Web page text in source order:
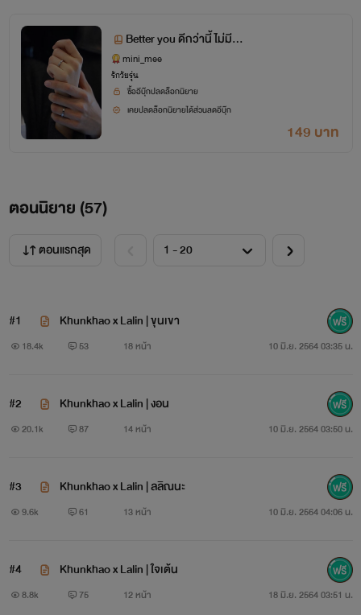
“ ดีขนาดนี้ หาที่ไหนไม่ได้แล้วนะเนี่ยยย >< “
“ ถ้าดีขนาดนี้ ไม่เอาเป็นผัวเลยอ่ะ -__- “
ลลิณ
“ หาอะไรไม่เคยเจอสักอย่าง “
Better you ดีกว่านี้ ไม่มีอี
กแล้ว
mini_mee
รักวัยรุ่น
ซื้ออีบุ๊กปลดล็อกนิยาย
เคยปลดล็อกนิยายได้ส่วนลดอีบุ๊ก
149 บาท
ตอนนิยาย (57)
ตอนแรกสุด
#1 Khunkhao x Lalin | ขุนเขา
18.4k 53 18 หน้า 10 มิ.ย. 2564 03:35 น.
#2 Khunkhao x Lalin | งอน
20.1k 87 14 หน้า 10 มิ.ย. 2564 03:50 น.
#3 Khunkhao x Lalin | ลลิณนะ
9.6k 61 13 หน้า 10 มิ.ย. 2564 04:06 น.
#4 Khunkhao x Lalin | ใจเต้น
8.8k 75 12 หน้า 18 มิ.ย. 2564 03:51 น.